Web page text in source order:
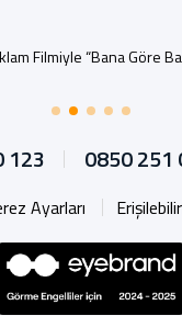
Filmiyle “Bana Göre
123 0850 251
Ayarları